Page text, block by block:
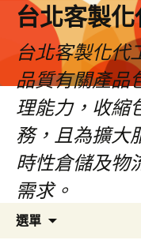
台北客製
台北客製化代
品質有關產品
理能力，收縮
務，且為擴大
時性倉儲及物
需求。
選單